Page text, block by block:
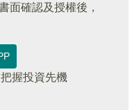
面確認及授權後，
握投資先機